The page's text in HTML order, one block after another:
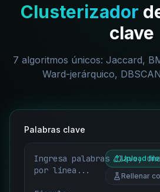
Clusterizador
clave
7 algoritmos únicos: Jaccard,
Ward-jerárquico,
Palabras clave
Upload file
Rellenar